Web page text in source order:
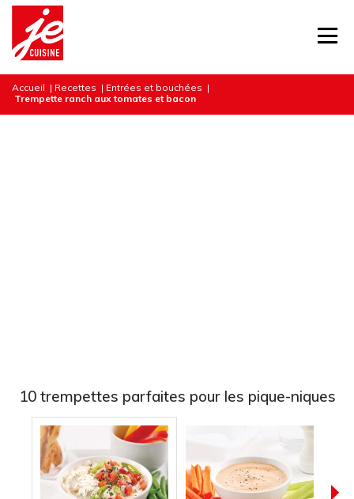
Accueil | Recettes | Entrées et bouchées |
Trempette ranch aux tomates et bacon
10 trempettes parfaites pour les pique-niques